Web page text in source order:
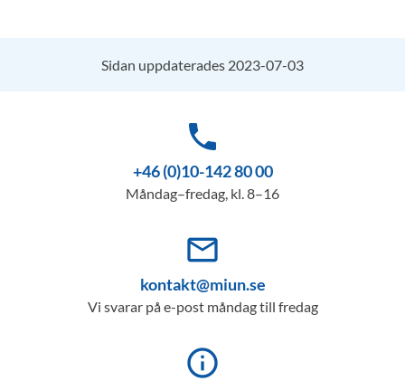
Sidan uppdaterades 2023-07-03
phone
+46 (0)10-142 80 00
Måndag–fredag, kl. 8–16
mail_outline
kontakt@miun.se
Vi svarar på e-post måndag till fredag
info_outline